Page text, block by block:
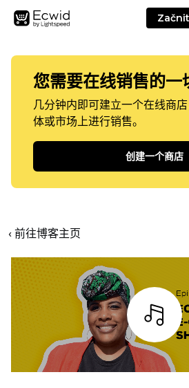
您需要在线销售的一
几分钟内即可建立一个在线商
体或市场上进行销售。
创建一个商店
‹ 前往博客主页
试听